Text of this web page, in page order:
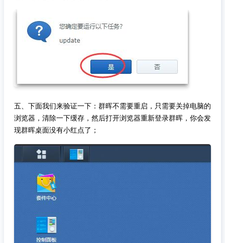
五、下面我们来验证一下：群晖不需要重启，只需要关掉电脑的
浏览器，清除一下缓存，然后打开浏览器重新登录群晖，你会发
现群晖桌面没有小红点了；